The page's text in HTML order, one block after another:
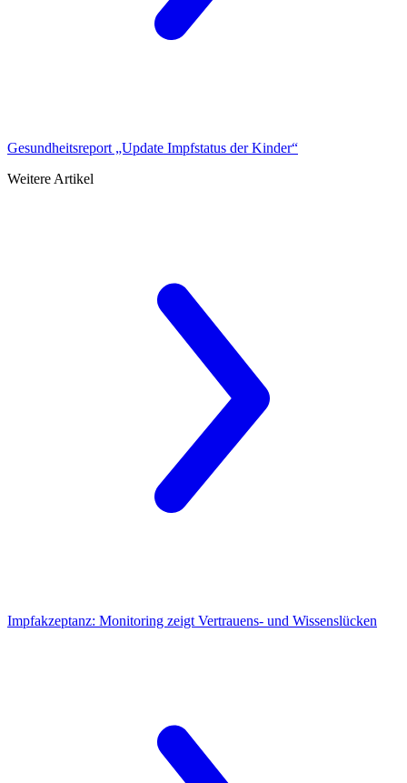
Gesundheitsreport „Update Impfstatus der Kinder“
Weitere Artikel
Impfakzeptanz: Monitoring zeigt Vertrauens- und Wissenslücken